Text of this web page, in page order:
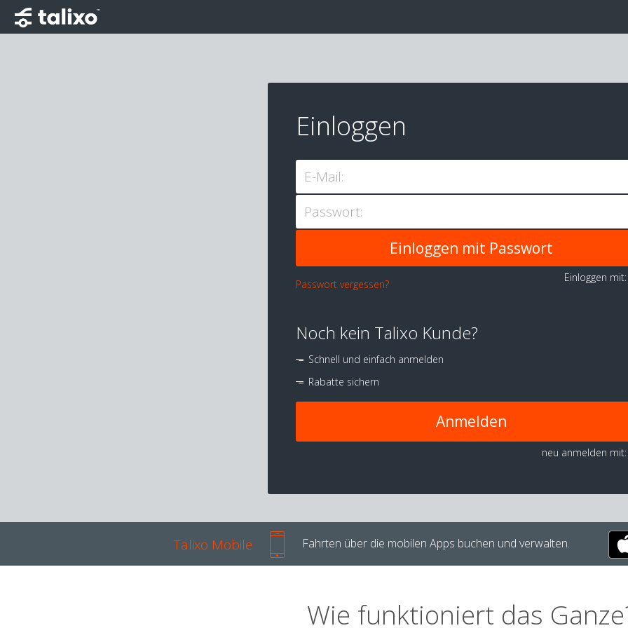
Einloggen
E-Mail:
Passwort:
Passwort vergessen?
Einloggen
Noch kein Talixo Kunde?
Schnell und einfach anmelden
Rabatte sichern
Anmelden
neu anmelden mit:
Talixo Mobile Fahrten über die mobilen Apps buchen und verwalten.
Wie funktioniert das